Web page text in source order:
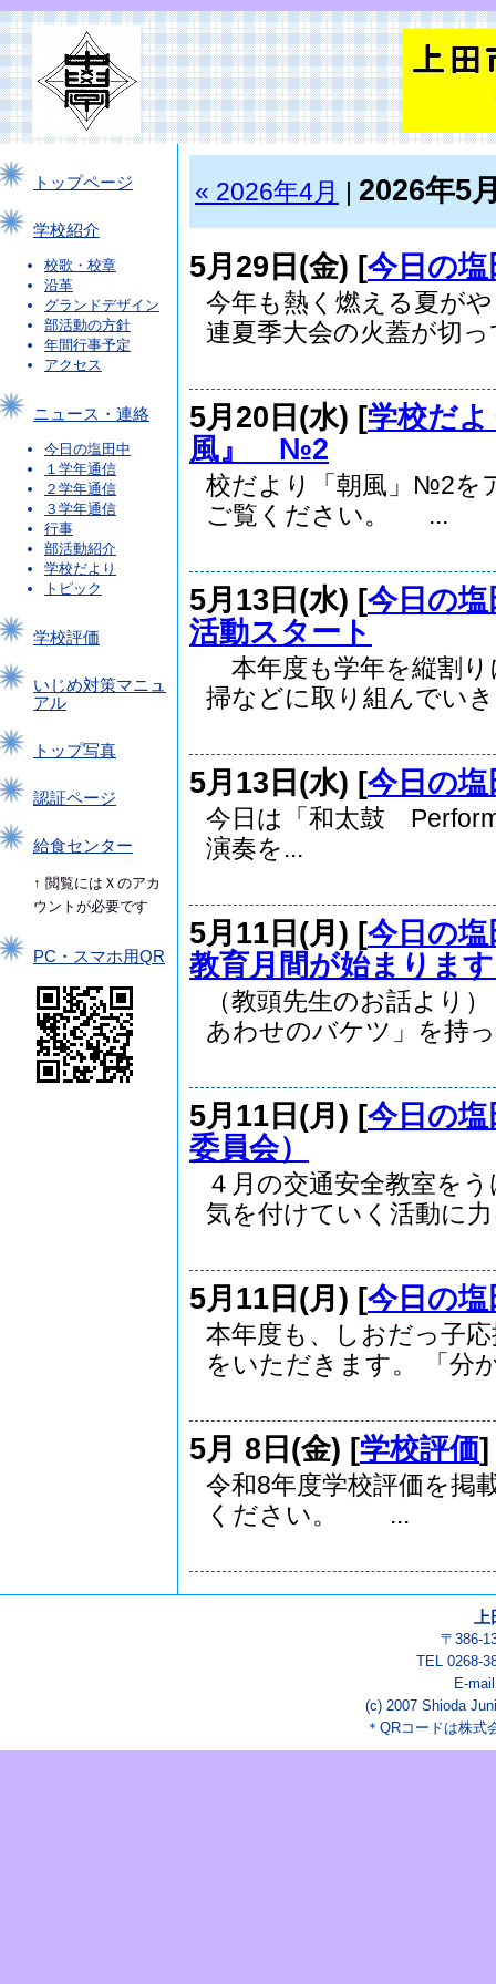
トップページ
学校紹介
校歌・校章
沿革
グランドデザイン
部活動の方針
年間行事予定
アクセス
ニュース・連絡
今日の塩田中
１学年通信
２学年通信
３学年通信
行事
部活動紹介
学校だより
トピック
学校評価
いじめ対策マニュ
アル
トップ写真
認証ページ
給食センター
↑ 閲覧にはＸのアカ
ウントが必要です
PC・スマホ用QR
« 2026年4月 2026年5
5月29日(金) [今日の塩
今年も熱く燃える夏が
連夏季大会の火蓋が切っ
5月20日(水) [学校だ
風』 №2
校だより「朝風」№2を
ご覧ください。 ...
5月13日(水) [今日の塩
活動スタート
本年度も学年を縦割り
掃などに取り組んでい
5月13日(水) [今日の塩
今日は「和太鼓
演奏を...
5月11日(月) [今日の塩
教育月間が始まりま
（教頭先生のお話より
あわせのバケツ」を持
5月11日(月) [今日の塩
委員会）
４月の交通安全教室を
気を付けていく活動に
5月11日(月) [今日の塩
本年度も、しおだっ子
をいただきます。 「分
5月 8日(金) [学校評価
令和8年度学校評価を掲
ください。 ...
〒386-
TEL 0268-
E-
(c) 2007 Shioda
＊QRコードは株式